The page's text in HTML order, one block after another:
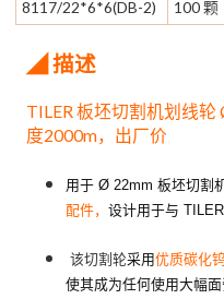
8117/22*6*6(DB-2)
100 颗
◢ 描述
TILER 板坯切割机划线
度2000m，出厂价
用于 Ø 22mm 板坯切割
配件，设计用于与
该切割轮采用优质碳化
使其成为任何使用大幅